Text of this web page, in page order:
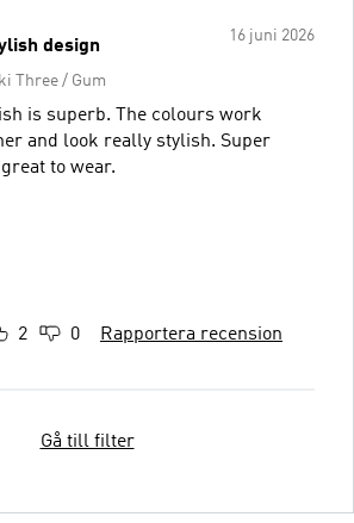
16 juni 2026
design
Three / Gum
is superb. The colours work
and look really stylish. Super
to wear.
2 0 Rapportera recension
Gå till filter